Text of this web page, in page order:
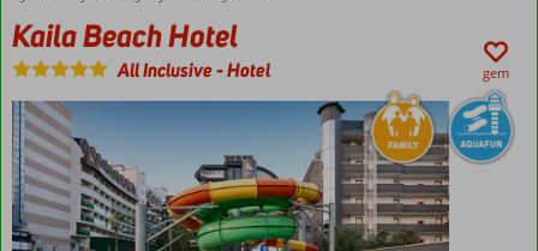
4
Pool med
vandrutsjebaner
Kaila Beach Hotel
All Inclusive-Hotel gem